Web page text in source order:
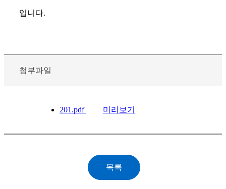
입니다.
첨부파일
201.pdf 미리보기